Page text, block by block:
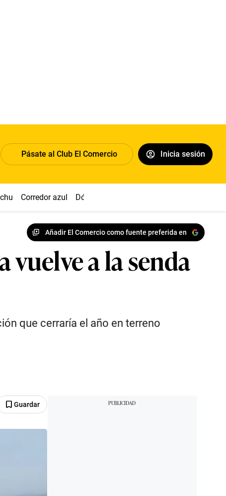
Pásate al Club El Comercio Inicia sesión
Corredor azul Dólar
Añadir El Comercio como fuente preferida en
a la senda
que cerraría el año en terreno
Guardar